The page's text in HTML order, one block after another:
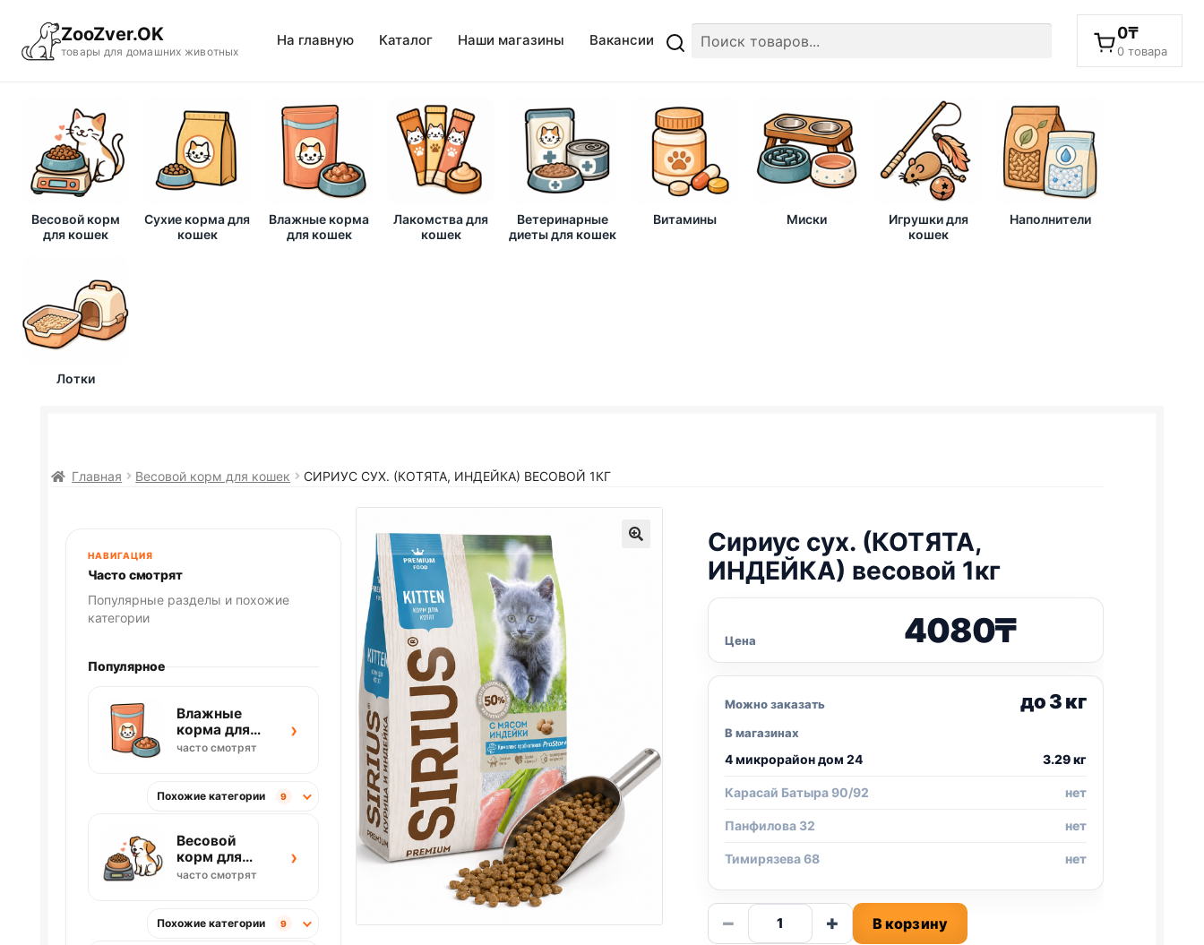
ZooZver.OK
товары для домашних животных
На главную Каталог Наши магазины Вакансии 0₸
0 товара
Весовой корм
для кошек
Сухие корма для
кошек
Влажные корма
для кошек
Лакомства для
кошек
Ветеринарные
диеты для кошек
Витамины Миски
Игрушки для
кошек
Наполнители
Лотки
Главная Весовой корм для кошек СИРИУС СУХ. (КОТЯТА, ИНДЕЙКА) ВЕСОВОЙ 1КГ
Сириус сух. (КОТЯТА,
ИНДЕЙКА) весовой 1кг
Цена 4080₸
Можно заказать до 3 кг
В магазинах
4 микрорайон дом 24 3.29 кг
Карасай Батыра 90/92 нет
Панфилова 32 нет
Тимирязева 68 нет
−
Количество
товара
+ В корзину
НАВИГАЦИЯ
Часто смотрят
Популярные разделы и похожие
категории
Популярное
Влажные
корма для
кошек
часто смотрят
›
Похожие категории 9
Весовой
корм для
собак
часто смотрят
›
Похожие категории 9